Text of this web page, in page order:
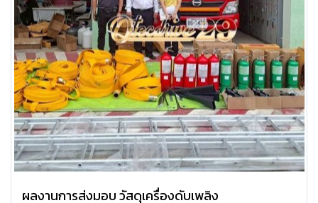
ผลงานการส่งมอบ วัสดุเครื่องดับเพลิง